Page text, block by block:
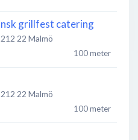
grillfest catering
212 22 Malmö
100 meter
212 22 Malmö
100 meter